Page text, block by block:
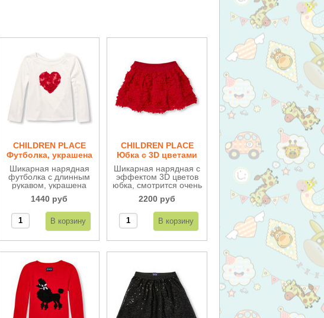
CHILDREN PLACE
Футболка, украшена
цветами ДВ98
Шикарная нарядная
футболка с длинным
рукавом, украшена
цветами, смотрится
очень эффектно. Из
нежного трикотажа-
хлопка.
1440 руб
CHILDREN PLACE
Юбка c 3D цветами
Шикарная нарядная с
эффектом 3D цветов
юбка, смотрится очень
мягкая резинка.
2200 руб